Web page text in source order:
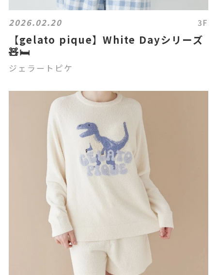
2026.02.20 3F
【gelato pique】White Dayシリーズ
🧸🛏️
ジェラートピケ